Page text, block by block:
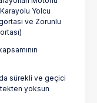
Yolcu
ve Zorunlu
sürekli ve geçici
yoksun